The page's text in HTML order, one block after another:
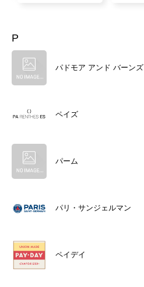
P
パドモア アンド バーンズ
ペイズ
パーム
パリ・サンジェルマン
ペイデイ